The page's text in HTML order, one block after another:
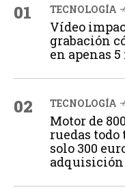
01 TECNOLOGÍA
Vídeo
grabación
en apenas
02 TECNOLOGÍA
Motor de
ruedas todo
solo 300